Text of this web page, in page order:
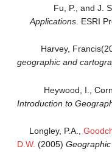
Fu, P., and J.
Applications. ESRI
Harvey,
geographic and
Heywood, I.,
Introduction to
Longley, P.A.,
D.W. (2005)